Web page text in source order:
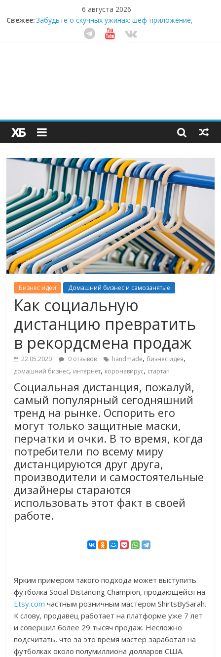
6 августа 2026
Свежее:Забудьте о скучных ужинах: шеф-приложение,
которое видит вашу еду насквозь
Небо зовёт: как бизнес на полётах дронов и
Секрет супергидратации: почему кокосовая вода с
пребиотиками становится главным трендом
здорового питания
Бизнес идеи Домашний бизнес и самозанятые
Как социальную
дистанцию превратить
в рекордсмена продаж
22.05.2020 0 отзывов handmade, бизнес идея,
домашний бизнес, интернет, коронавирус, стартап
Социальная дистанция, пожалуй,
самый популярный сегодняшний
тренд на рынке. Оспорить его
могут только защитные маски,
перчатки и очки. В то время, когда
потребители по всему миру
дистанцируются друг друга,
производители и самостоятельные
дизайнеры стараются
использовать этот факт в своей
работе.
Ярким примером такого подхода может выступить
футболка Social Distancing Champion, продающейся на
Etsy.com частным розничным мастером ShirtsBySarah.
К слову, продавец работает на платформе уже 7 лет
и совершил более 29 тысяч продаж. Несложно
подсчитать, что за это время мастер заработал на
футболках около полумиллиона долларов США.